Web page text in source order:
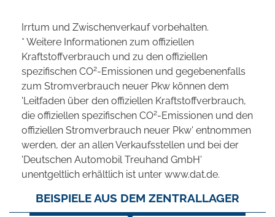
Irrtum und Zwischenverkauf vorbehalten.
* Weitere Informationen zum offiziellen
Kraftstoffverbrauch und zu den offiziellen
spezifischen CO2-Emissionen und gegebenenfalls
zum Stromverbrauch neuer Pkw können dem
'Leitfaden über den offiziellen Kraftstoffverbrauch,
die offiziellen spezifischen CO2-Emissionen und den
offiziellen Stromverbrauch neuer Pkw' entnommen
werden, der an allen Verkaufsstellen und bei der
'Deutschen Automobil Treuhand GmbH'
unentgeltlich erhältlich ist unter www.dat.de.
BEISPIELE AUS DEM ZENTRALLAGER